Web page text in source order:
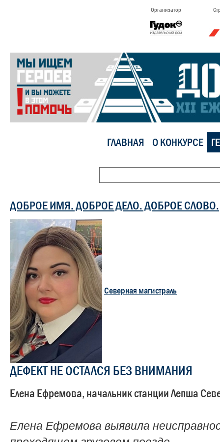
Организатор
ГЛАВНАЯ О КОНКУРСЕ
ДОБРОЕ ИМЯ. ДОБРОЕ ДЕЛО. ДОБРОЕ СЛОВО.
Северная магистраль
ДЕФЕКТ НЕ ОСТАЛСЯ БЕЗ ВНИМАНИЯ
Елена Ефремова, начальник станции Лепша
Елена Ефремова выявила